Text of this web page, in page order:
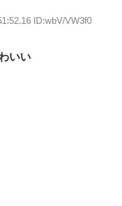
ID:wbV/VW3f0
いい